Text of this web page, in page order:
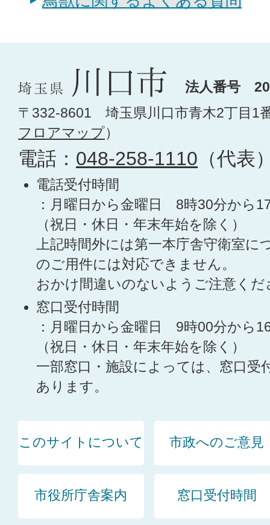
法人番号
〒332-8601 埼玉県川口市青木2丁目1
フロアマップ）
電話： 048-258-1110 （代表
電話受付時間
：月曜日から金曜日 8時30分から
（祝日・休日・年末年始を除く）
上記時間外には第一本庁舎守衛室に
のご用件には対応できません。
おかけ間違いのないようご注意くだ
窓口受付時間
：月曜日から金曜日 9時00分から
（祝日・休日・年末年始を除く）
一部窓口・施設によっては、窓口受
あります。
このサイトについて 市政へのご意見
市役所庁舎案内 窓口受付時間